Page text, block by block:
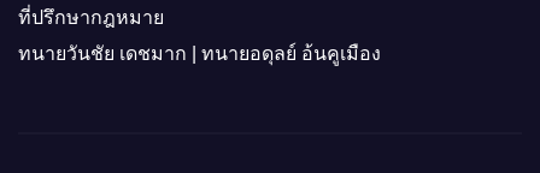
ที่ปรึกษากฎหมาย
ทนายวันชัย เดชมาก | ทนายอดุลย์ อ้นคูเมือง